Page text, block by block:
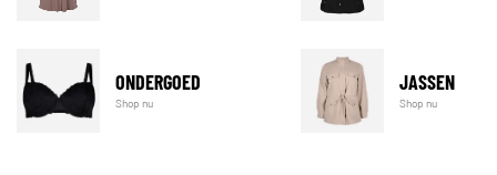
ONDERGOED
Shop nu
JASSEN
Shop nu